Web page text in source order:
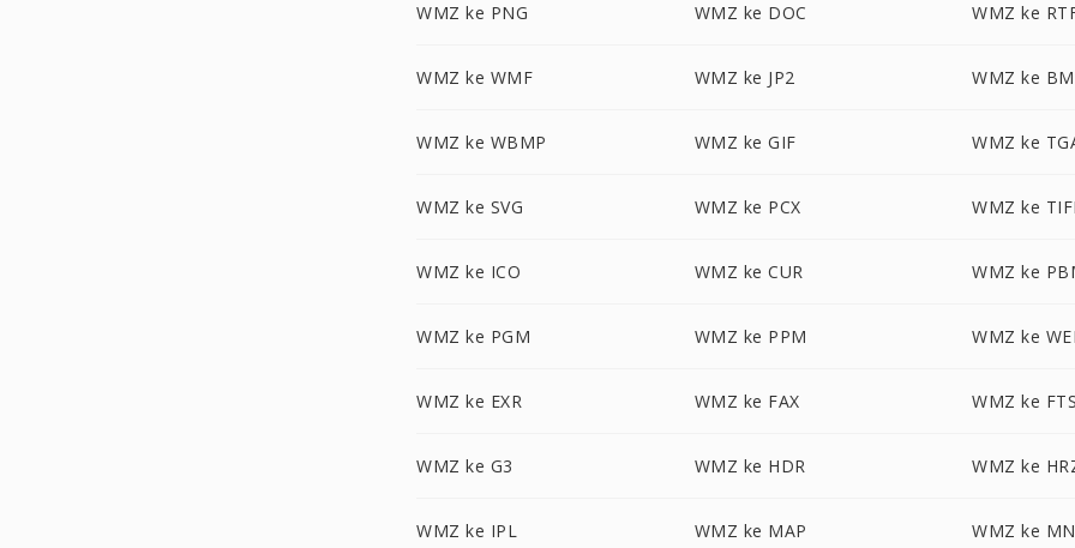
WMZ ke PNG WMZ ke DOC WMZ ke
WMZ ke WMF WMZ ke JP2 WMZ ke
WMZ ke WBMP WMZ ke GIF WMZ ke
WMZ ke SVG WMZ ke PCX WMZ ke
WMZ ke ICO WMZ ke CUR WMZ ke
WMZ ke PGM WMZ ke PPM WMZ ke
WMZ ke EXR WMZ ke FAX WMZ ke FTS
WMZ ke G3 WMZ ke HDR WMZ ke
WMZ ke IPL WMZ ke MAP WMZ ke